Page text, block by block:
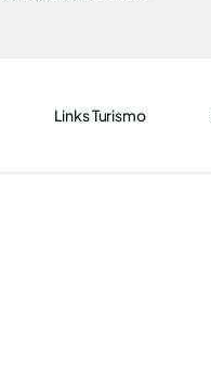
Links Turismo